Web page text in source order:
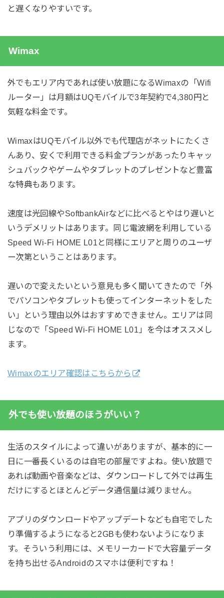
と遅くなりやすいです。
Wimax
外でもエリア内であれば使い放題になるWimaxの「Wifi
ルーター」は月額はUQモバイルで3年契約で4,380円と
気軽な料金です。
WimaxはUQモバイル以外でも代理店がネットにたくさ
んあり、安くで利用できる料金プランがあったりキャッ
シュバックやゲームやタブレットのプレゼントなど豊富
な特典もあります。
速度は光回線やSoftbankAirなどに比べるとやはり遅いと
いうデメリットはあります。同じ電波網を利用している
Speed Wi-Fi HOME L01と同様にエリアと周りのユーザ
ー次第ということはあります。
遅いので変えたいという意見も多く聞いてきたので「外
でパソコンやタブレットも使ってインターネットをした
い」という理由以外はおすすめできません。エリアは同
じなので「Speed Wi-Fi HOME L01」を今はオススメし
ます。
Wimaxのエリア確認はこちらから
外でも使い放題のほうがいい？
生活のスタイルによって違いがありますが、基本的に一
日に一番長くいるのは自宅の部屋ですよね。使い放題で
あれば動画や音楽などは、ダウンロードして外では再生
だけにするとほとんどデータ通信量は減りません。
アプリのダウンロードやアップデートなども自宅でした
り準備するようになると2GBも使わないようになりま
す。そういう利用には、メモリーカードで大容量データ
を持ち出せるAndroidのスマホは便利ですね！